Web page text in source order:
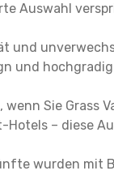
Auswahl
und
und
wenn Sie Grass
– diese
wurden mit